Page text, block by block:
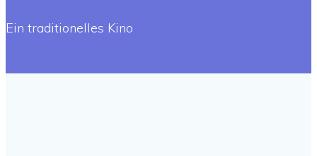
Ein traditionelles Kino